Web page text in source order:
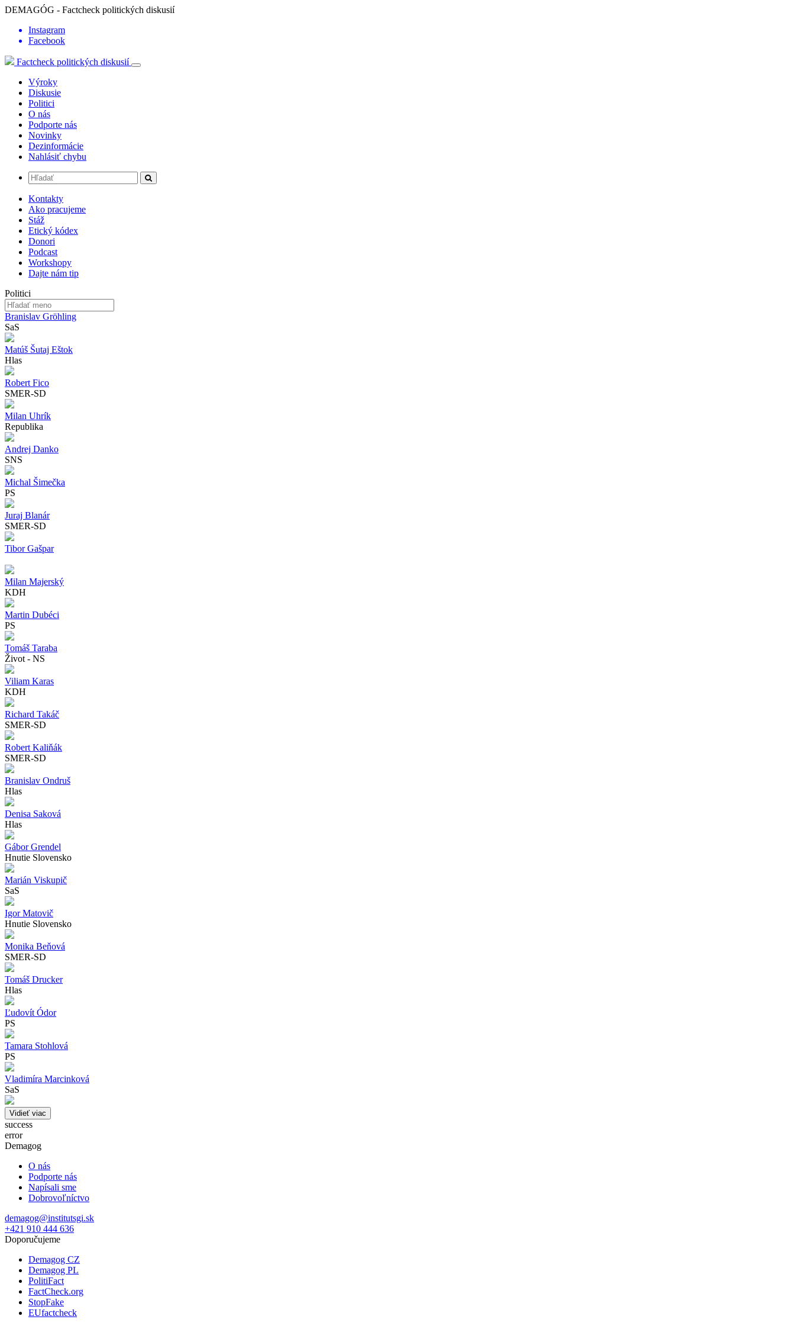
DEMAGÓG - Factcheck politických diskusií
Instagram
Facebook
Factcheck politických diskusií
Výroky
Diskusie
Politici
O nás
Podporte nás
Novinky
Dezinformácie
Nahlásiť chybu
Kontakty
Ako pracujeme
Stáž
Etický kódex
Donori
Podcast
Workshopy
Dajte nám tip
Politici
Branislav Gröhling
SaS
Matúš Šutaj Eštok
Hlas
Robert Fico
SMER-SD
Milan Uhrík
Republika
Andrej Danko
SNS
Michal Šimečka
PS
Juraj Blanár
SMER-SD
Tibor Gašpar
Milan Majerský
KDH
Martin Dubéci
PS
Tomáš Taraba
Život - NS
Viliam Karas
KDH
Richard Takáč
SMER-SD
Robert Kaliňák
SMER-SD
Branislav Ondruš
Hlas
Denisa Saková
Hlas
Gábor Grendel
Hnutie Slovensko
Marián Viskupič
SaS
Igor Matovič
Hnutie Slovensko
Monika Beňová
SMER-SD
Tomáš Drucker
Hlas
Ľudovít Ódor
PS
Tamara Stohlová
PS
Vladimíra Marcinková
SaS
Vidieť viac
success
error
Demagog
O nás
Podporte nás
Napísali sme
Dobrovoľníctvo
demagog@institutsgi.sk
+421 910 444 636
Doporučujeme
Demagog CZ
Demagog PL
PolitiFact
FactCheck.org
StopFake
EUfactcheck